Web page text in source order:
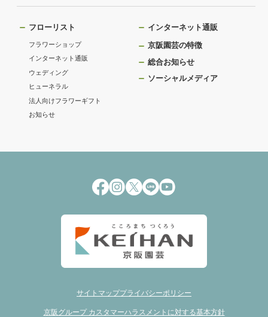
フローリスト
フラワーショップ
インターネット通販
ウェディング
ヒューネラル
法人向けフラワーギフト
お知らせ
インターネット通販
京阪園芸の特徴
総合お知らせ
ソーシャルメディア
サイトマッププライバシーポリシー
京阪グループ カスタマーハラスメントに対する基本方針